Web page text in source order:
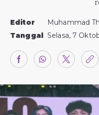
Editor
Muhammad
Tanggal Selasa, 7